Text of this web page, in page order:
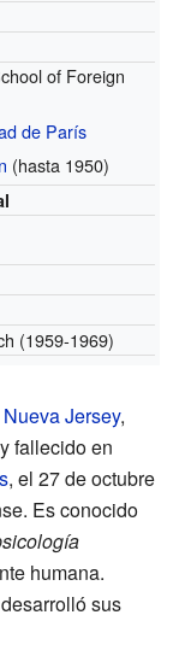
of Foreign
de París
(hasta 1950)
(1959-1969)
Nueva Jersey,
fallecido en
, el 27 de octubre
Es conocido
humana.
sus